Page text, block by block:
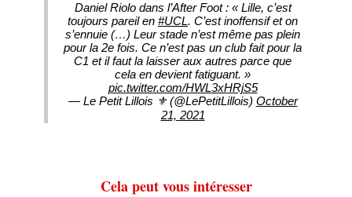
Daniel Riolo dans l’After Foot : « Lille, c’est
toujours pareil en #UCL. C’est inoffensif et on
s’ennuie (…) Leur stade n’est même pas plein
pour la 2e fois. Ce n’est pas un club fait pour la
C1 et il faut la laisser aux autres parce que
cela en devient fatiguant. »
pic.twitter.com/HWL3xHRjS5
— Le Petit Lillois ⚜️ (@LePetitLillois) October
21, 2021
Cela peut vous intéresser